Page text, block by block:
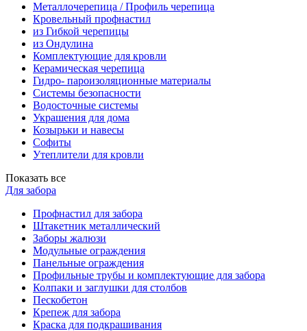
Металлочерепица / Профиль черепица
Кровельный профнастил
из Гибкой черепицы
из Ондулина
Комплектующие для кровли
Керамическая черепица
Гидро- пароизоляционные материалы
Системы безопасности
Водосточные системы
Украшения для дома
Козырьки и навесы
Софиты
Утеплители для кровли
Показать все
Для забора
Профнастил для забора
Штакетник металлический
Заборы жалюзи
Модульные ограждения
Панельные ограждения
Профильные трубы и комплектующие для забора
Колпаки и заглушки для столбов
Пескобетон
Крепеж для забора
Краска для подкрашивания